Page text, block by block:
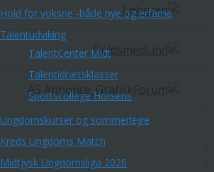
Hold for voksne -både nye og erfarne
Talentudviking
TalentCenter Midt
Talentidrætsklasser
Sportscollege Horsens
Ungdomskurser og sommerlejre
Kreds Ungdoms Match
Midtjysk Ungdomsliga 2026